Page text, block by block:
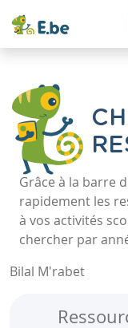
Grâce à la barre
rapidement les
à vos activités
chercher par
Bilal M'rabet